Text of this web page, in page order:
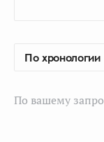
По вашему